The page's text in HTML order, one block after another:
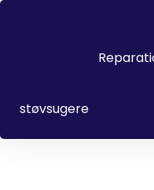
støvsugere